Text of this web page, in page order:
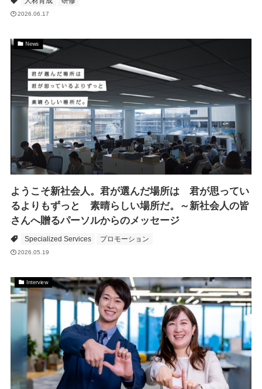
2026.06.17
News
ようこそ新社会人。君が選んだ場所は 君が思ってい
るよりもずっと 素晴らしい場所だ。～新社会人の皆
さんへ贈るパーソルからのメッセージ
Specialized Services プロモーション
2026.05.19
Interview